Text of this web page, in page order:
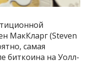
МакКларг (Steven
самая
биткоина на Уолл-